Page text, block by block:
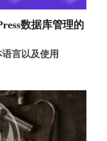
数据库管理的
言以及使用